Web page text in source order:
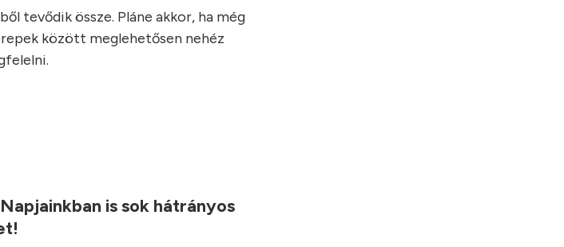
tevődik össze. Pláne akkor, ha még
között meglehetősen nehéz
is sok hátrányos